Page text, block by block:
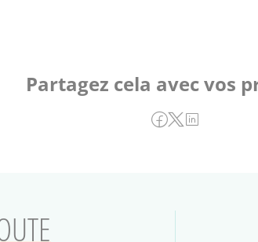
Partagez cela avec vos